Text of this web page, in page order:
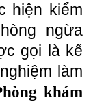
hiện kiểm
ngừa
gọi là kế
làm
khám